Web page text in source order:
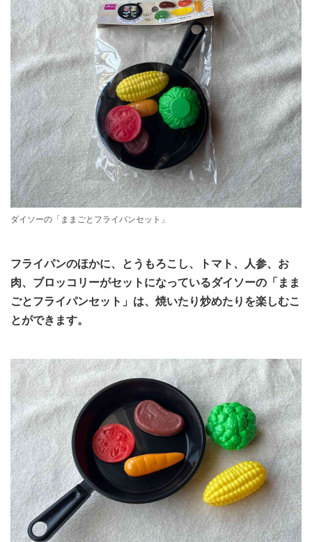
ダイソーの「ままごとフライパンセット」
フライパンのほかに、とうもろこし、トマト、人参、お
肉、ブロッコリーがセットになっているダイソーの「まま
ごとフライパンセット」は、焼いたり炒めたりを楽しむこ
とができます。